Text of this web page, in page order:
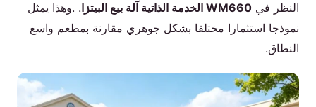
النظر في WM660 الخدمة الذاتية آلة بيع البيتزا
. .وهذا يمثل
نموذجا استثمارا مختلفا بشكل جوهري مقارنة بمطعم واسع
النطاق.